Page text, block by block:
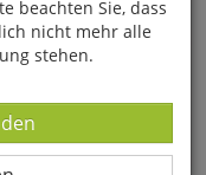
beachten Sie, dass
nicht mehr alle
stehen.
-